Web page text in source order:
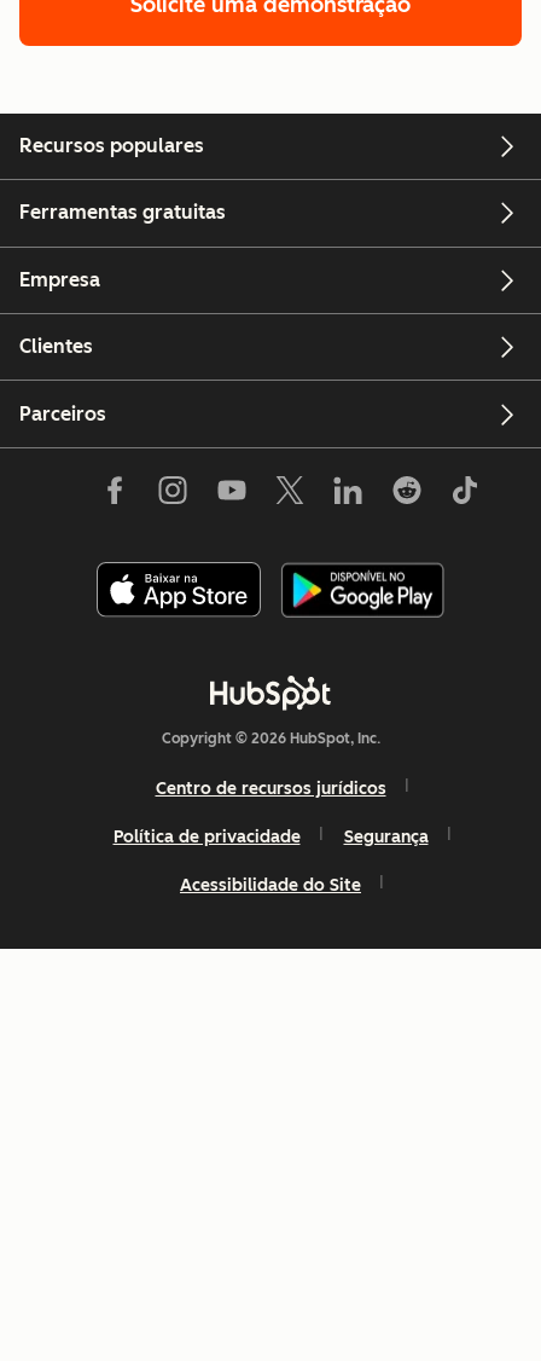
Recursos populares
Ferramentas gratuitas
Empresa
Clientes
Parceiros
Copyright © 2026 HubSpot, Inc.
Centro de recursos jurídicos
Política de privacidade Segurança
Acessibilidade do Site